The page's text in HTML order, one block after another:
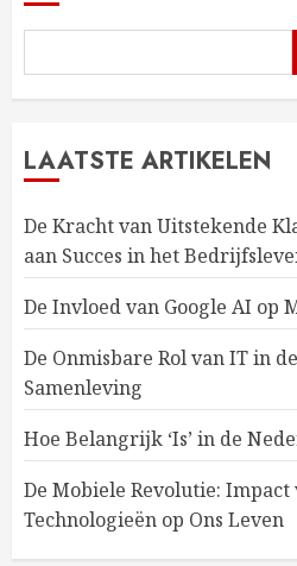
LAATSTE ARTIKELEN
De Kracht van Uitstekende
aan Succes in het
De Invloed van Google AI op
De Onmisbare Rol van IT in
Samenleving
Hoe Belangrijk ‘Is’ in de
De Mobiele Revolutie:
Technologieën op Ons Leven